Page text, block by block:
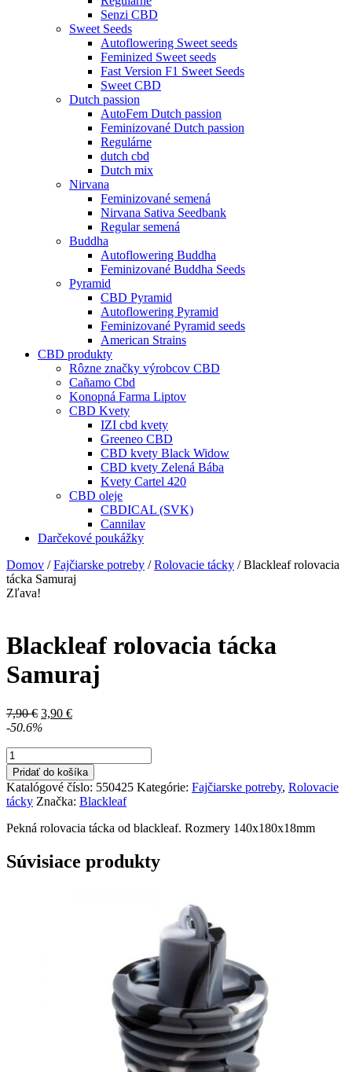
Senzi CBD
Sweet Seeds
Autoflowering Sweet seeds
Feminized Sweet seeds
Fast Version F1 Sweet Seeds
Sweet CBD
Dutch passion
AutoFem Dutch passion
Feminizované Dutch passion
Regulárne
dutch cbd
Dutch mix
Nirvana
Feminizované semená
Nirvana Sativa Seedbank
Regular semená
Buddha
Autoflowering Buddha
Feminizované Buddha Seeds
Pyramid
CBD Pyramid
Autoflowering Pyramid
Feminizované Pyramid seeds
American Strains
CBD produkty
Rôzne značky výrobcov CBD
Cañamo Cbd
Konopná Farma Liptov
CBD Kvety
IZI cbd kvety
Greeneo CBD
CBD kvety Black Widow
CBD kvety Zelená Bába
Kvety Cartel 420
CBD oleje
CBDICAL (SVK)
Cannilav
Darčekové poukážky
Domov /Fajčiarske potreby /Rolovacie tácky / Blackleaf rolovacia
tácka Samuraj
Zľava!
Blackleaf rolovacia tácka
Samuraj
7,90€ Pôvodná
cena
3,90 €Aktuálna
-50.6%
množstvo
Blackleaf
rolovacia
tácka
Samuraj
Pridať do košíka
Katalógové číslo: 550425 Kategórie: Fajčiarske potreby, Rolovacie
tácky Značka: Blackleaf
Pekná rolovacia tácka od blackleaf. Rozmery 140x180x18mm
Súvisiace produkty